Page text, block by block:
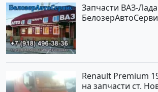
Запчасти ВАЗ-
Renault Premium
на запчасти ст.